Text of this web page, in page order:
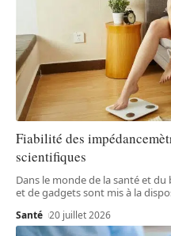
Fiabilité des
scientifiques
Dans le monde de la santé et
et de gadgets sont mis à la
Santé 20 juillet 2026